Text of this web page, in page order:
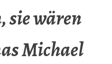
sie wären
Michael